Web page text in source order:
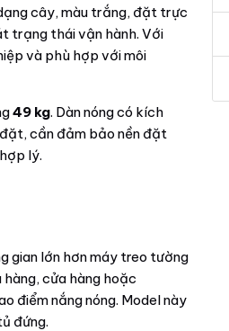
cây, màu trắng, đặt trực
trạng thái vận hành. Với
và phù hợp với môi
49 kg. Dàn nóng có kích
cần đảm bảo nền đặt
lý.
gian lớn hơn máy treo tường
cửa hàng hoặc
điểm nắng nóng. Model này
đứng.